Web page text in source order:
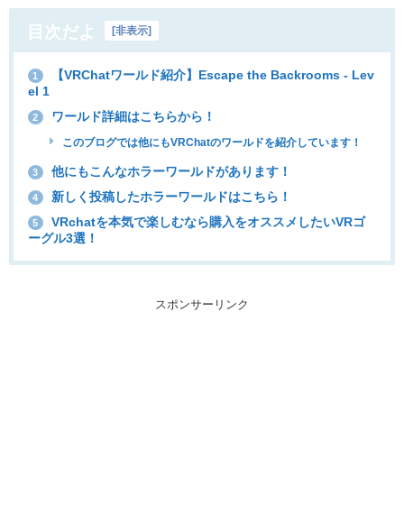
目次だよ [非表示]
1
【VRChatワールド紹介】Escape the Backrooms - Lev
el 1
2 ワールド詳細はこちらから！
このブログでは他にもVRChatのワールドを紹介しています！
3 他にもこんなホラーワールドがあります！
4 新しく投稿したホラーワールドはこちら！
5
VRchatを本気で楽しむなら購入をオススメしたいVRゴ
ーグル3選！
スポンサーリンク